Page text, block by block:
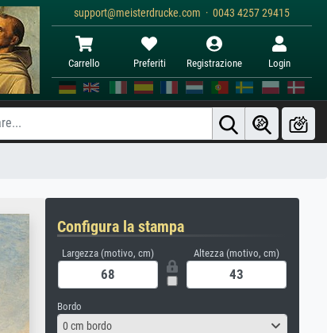
support@meisterdrucke.com · 0043 4257 29415
Carrello Preferiti Registrazione Login
Configura la stampa
Largezza (motivo, cm) Altezza (motivo, cm)
Bordo
0 cm bordo